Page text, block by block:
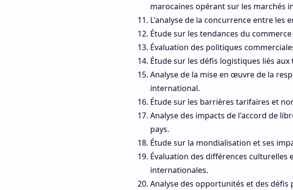
marocaines opérant sur les marchés
L'analyse de la concurrence entre les
Étude sur les tendances du
Évaluation des politiques
Étude sur les défis logistiques liés
Analyse de la mise en œuvre de la
international.
Étude sur les barrières tarifaires et
Analyse des impacts de l'accord de
pays.
Étude sur la mondialisation et ses
Évaluation des différences
internationales.
Analyse des opportunités et des